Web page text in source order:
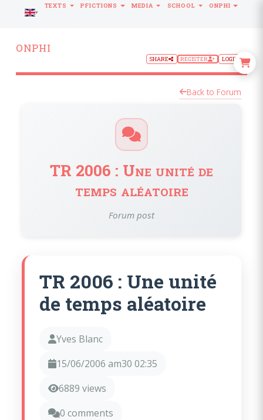
ONPHI
SHARE REGISTER LOGIN
Back to Forum
TR 2006 : Une unité de
temps aléatoire
Forum post
TR 2006 : Une unité
de temps aléatoire
Yves Blanc
15/06/2006 am30 02:35
6889 views
0 comments
LANGUAGE
TEXTS PFICTIONS MEDIA SCHOOL ONPHI